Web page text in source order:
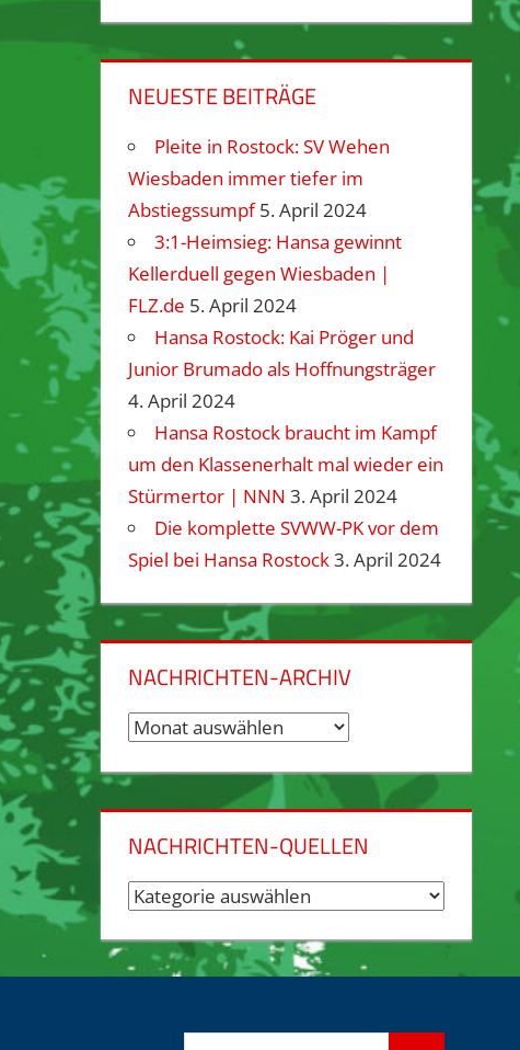
NEUESTE BEITRÄGE
Pleite in Rostock: SV Wehen
Wiesbaden immer tiefer im
Abstiegssumpf 5. April 2024
3:1-Heimsieg: Hansa gewinnt
Kellerduell gegen Wiesbaden |
FLZ.de 5. April 2024
Hansa Rostock: Kai Pröger und
Junior Brumado als Hoffnungsträger
4. April 2024
Hansa Rostock braucht im Kampf
um den Klassenerhalt mal wieder ein
Stürmertor | NNN 3. April 2024
Die komplette SVWW-PK vor dem
Spiel bei Hansa Rostock3. April 2024
NACHRICHTEN-ARCHIV
Nachrichten-
NACHRICHTEN-QUELLEN
Nachrichten-